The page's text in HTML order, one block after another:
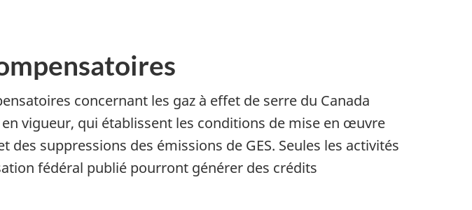
concernant les gaz à effet de serre du Canada
vigueur, qui établissent les conditions de mise en œuvre
suppressions des émissions de GES. Seules les activités
fédéral publié pourront générer des crédits